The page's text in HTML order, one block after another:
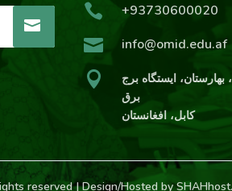
 +93730600020
 info@omid.edu.af

بهارستان،‌ ایستگاه برج
برق
کابل، افغانستان
reserved | Design/Hosted by